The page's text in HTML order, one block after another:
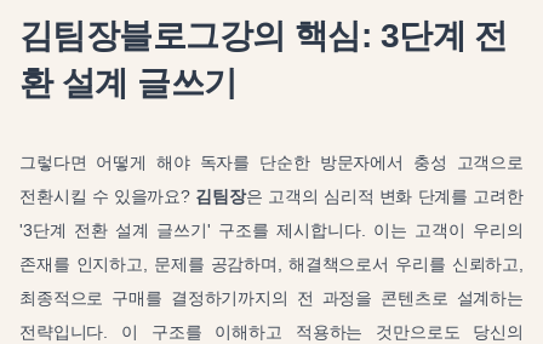
김팀장블로그강의 핵심: 3단계 전
환 설계 글쓰기
그렇다면 어떻게 해야 독자를 단순한 방문자에서 충성 고객으로
전환시킬 수 있을까요? 김팀장은 고객의 심리적 변화 단계를 고려한
'3단계 전환 설계 글쓰기' 구조를 제시합니다. 이는 고객이 우리의
존재를 인지하고, 문제를 공감하며, 해결책으로서 우리를 신뢰하고,
최종적으로 구매를 결정하기까지의 전 과정을 콘텐츠로 설계하는
전략입니다. 이 구조를 이해하고 적용하는 것만으로도 당신의